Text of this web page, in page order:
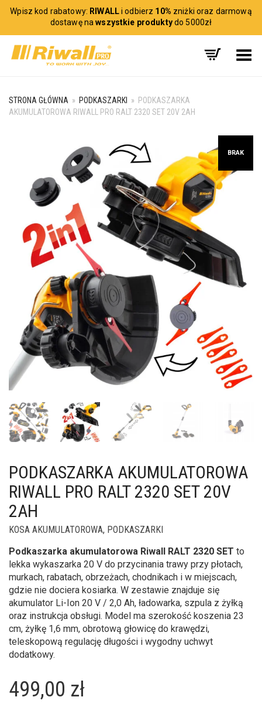
Wpisz kod rabatowy: RIWALLi odbierz 10% zniżki oraz darmową
dostawę nawszystkie produktydo 5000zł
Toggle Menu
STRONA GŁÓWNA » PODKASZARKI » PODKASZARKA
AKUMULATOROWA RIWALL PRO RALT 2320 SET 20V 2AH
BRAK
PODKASZARKA AKUMULATOROWA
RIWALL PRO RALT 2320 SET 20V
2AH
KOSA AKUMULATOROWA, PODKASZARKI
Podkaszarka akumulatorowa Riwall RALT 2320 SET to
lekka wykaszarka 20 V do przycinania trawy przy płotach,
murkach, rabatach, obrzeżach, chodnikach i w miejscach,
gdzie nie dociera kosiarka. W zestawie znajduje się
akumulator Li-Ion 20 V / 2,0 Ah, ładowarka, szpula z żyłką
oraz instrukcja obsługi. Model ma szerokość koszenia 23
cm, żyłkę 1,6 mm, obrotową głowicę do krawędzi,
teleskopową regulację długości i wygodny uchwyt
dodatkowy.
499,00 zł